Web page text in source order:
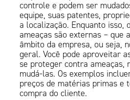
controle e podem ser
equipe, suas patentes,
a localização. Enquanto isso,
ameaças são externas – que
âmbito da empresa, ou seja,
geral. Você pode aproveitar
se proteger contra ameaças,
mudá-las. Os exemplos
preços de matérias primas e
compra do cliente.